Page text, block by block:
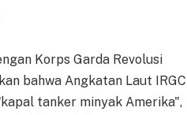
Korps Garda Revolusi
bahwa Angkatan Laut IRGC
tanker minyak Amerika",